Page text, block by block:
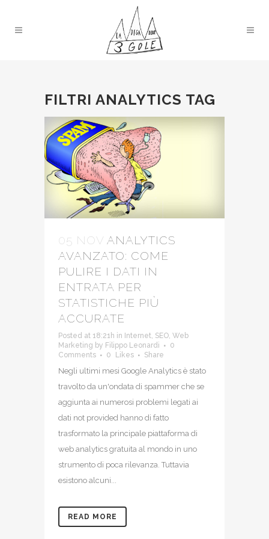
FILTRI ANALYTICS TAG
05 NOV ANALYTICS
AVANZATO: COME
PULIRE I DATI IN
ENTRATA PER
STATISTICHE PIÙ
ACCURATE
Posted at 18:21h in Internet SEO Web
Marketing by Filippo Leonardi
0
Comments
0 Likes Share
Negli ultimi mesi Google Analytics è stato
travolto da un'ondata di spammer che se
aggiunta ai numerosi problemi legati ai
dati not provided hanno di fatto
trasformato la principale piattaforma di
web analytics gratuita al mondo in uno
strumento di poca rilevanza. Tuttavia
esistono alcuni...
READ MORE